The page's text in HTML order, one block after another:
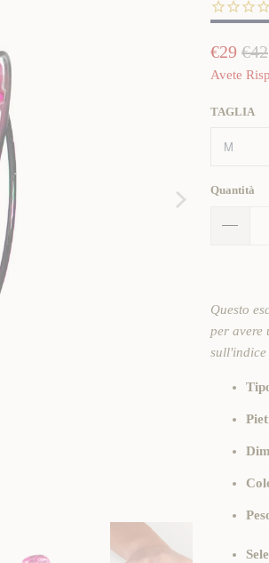
€29 €42
Avete
TAGLIA
Quantità
Questo
per avere
sull'indice